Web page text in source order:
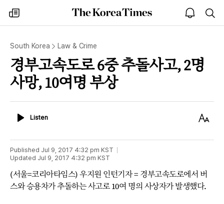
my
times
The
Korea
open
notice
South Korea Law & Crime
경부고속도로 6중 추돌사고, 2명
사망, 10여명 부상
ListenListen
Text
Published Jul 9, 2017 4:32 pm KST
Updated Jul 9, 2017 4:32 pm KST
(서울=코리아타임스) 우지원 인턴기자 = 경부고속도로에서 버
스와 승용차가 추돌하는 사고로 10여 명의 사상자가 발생했다.